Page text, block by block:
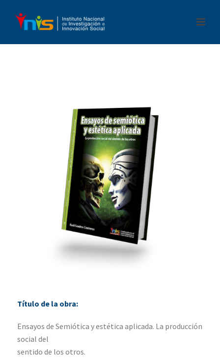
Título de la obra:
Ensayos de Semiótica y estética aplicada. La producción
social del
sentido de los otros.